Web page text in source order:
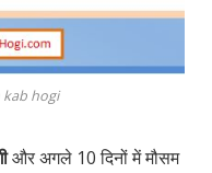
hogi
और अगले 10 दिनों में मौसम